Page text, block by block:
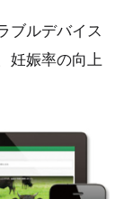
ブルデバイス
妊娠率の向上